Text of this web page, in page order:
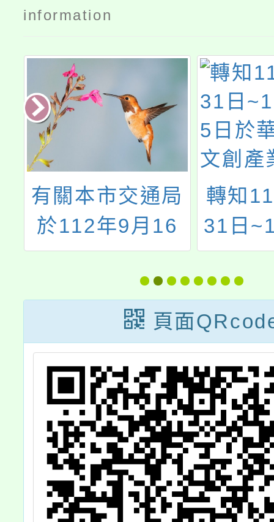
information
有關本市交通局
於112年9月16
日辦理「2023公
民參與-提升公共
自行車騎乘安全
工作坊」，協請
貴校公告相關相
關資訊，並張貼
海報於電子看板
或布告欄以供民
眾知悉
轉知
31日
5日於
文創產
1、
《ゲ
郎 妖
特展
校園
日團
頁面